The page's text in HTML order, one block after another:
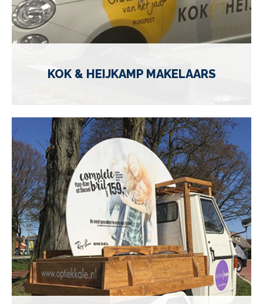
KOK & HEIJKAMP MAKELAARS